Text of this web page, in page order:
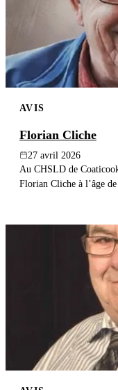
AVIS
Florian Cliche
27 avril 2026
Au CHSLD de
Florian Cliche à l’âge